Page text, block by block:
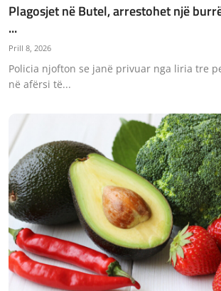
Plagosjet në Butel, arrestohet një
...
Prill 8, 2026
Policia njofton se janë privuar nga liria tre
në afërsi të...